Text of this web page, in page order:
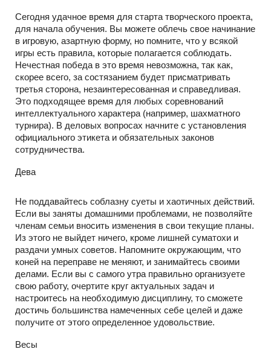
Сегодня удачное время для старта творческого проекта,
для начала обучения. Вы можете облечь свое начинание
в игровую, азартную форму, но помните, что у всякой
игры есть правила, которые полагается соблюдать.
Нечестная победа в это время невозможна, так как,
скорее всего, за состязанием будет присматривать
третья сторона, незаинтересованная и справедливая.
Это подходящее время для любых соревнований
интеллектуального характера (например, шахматного
турнира). В деловых вопросах начните с установления
официального этикета и обязательных законов
сотрудничества.
Дева
Не поддавайтесь соблазну суеты и хаотичных действий.
Если вы заняты домашними проблемами, не позволяйте
членам семьи вносить изменения в свои текущие планы.
Из этого не выйдет ничего, кроме лишней суматохи и
раздачи умных советов. Напомните окружающим, что
коней на переправе не меняют, и занимайтесь своими
делами. Если вы с самого утра правильно организуете
свою работу, очертите круг актуальных задач и
настроитесь на необходимую дисциплину, то сможете
достичь большинства намеченных себе целей и даже
получите от этого определенное удовольствие.
Весы